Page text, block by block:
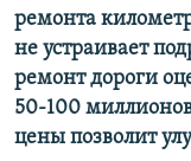
ремонта
не устраивает
ремонт дороги
50-100
цены позволит